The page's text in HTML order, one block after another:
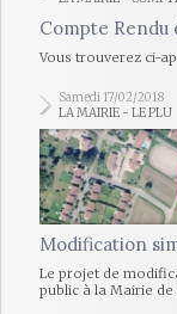
Compte Rendu
Vous trouverez ci-
Samedi 17/02/2018
LA MAIRIE - LE PLU
Modification
Le projet de
public à la Mairie de